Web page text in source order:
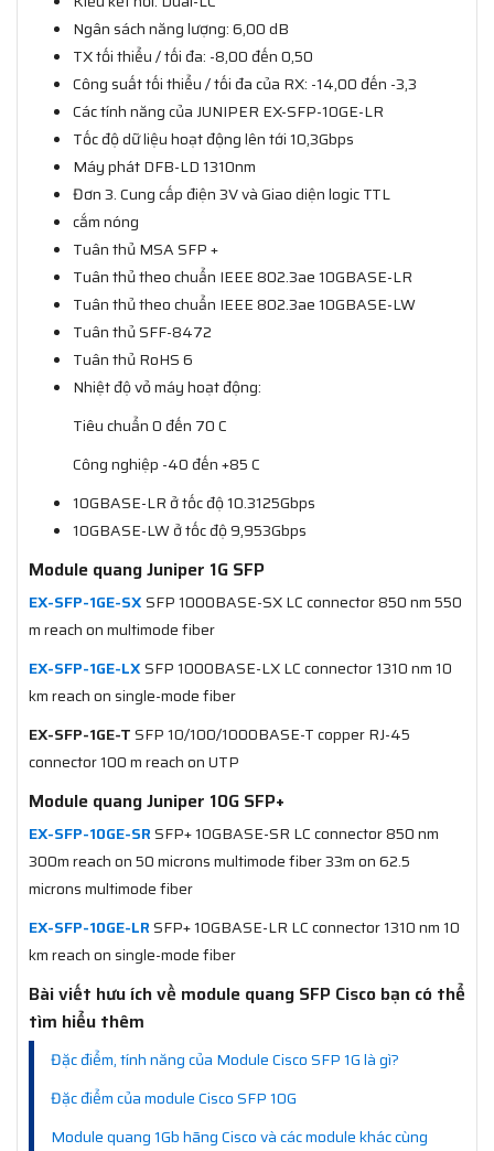
Ngân sách năng lượng: 6,00 dB
TX tối thiểu / tối đa: -8,00 đến 0,50
Công suất tối thiểu / tối đa của RX: -14,00 đến -3,3
Các tính năng của JUNIPER EX-SFP-10GE-LR
Tốc độ dữ liệu hoạt động lên tới 10,3Gbps
Máy phát DFB-LD 1310nm
Đơn 3. Cung cấp điện 3V và Giao diện logic TTL
cắm nóng
Tuân thủ MSA SFP +
Tuân thủ theo chuẩn IEEE 802.3ae 10GBASE-LR
Tuân thủ theo chuẩn IEEE 802.3ae 10GBASE-LW
Tuân thủ SFF-8472
Tuân thủ RoHS 6
Nhiệt độ vỏ máy hoạt động:
Tiêu chuẩn 0 đến 70 C
Công nghiệp -40 đến +85 C
10GBASE-LR ở tốc độ 10.3125Gbps
10GBASE-LW ở tốc độ 9,953Gbps
Module quang Juniper 1G SFP
EX-SFP-1GE-SXSFP 1000BASE-SX LC connector 850 nm 550
m reach on multimode fiber
EX-SFP-1GE-LXSFP 1000BASE-LX LC connector 1310 nm 10
km reach on single-mode fiber
EX-SFP-1GE-TSFP 10/100/1000BASE-T copper RJ-45
connector 100 m reach on UTP
Module quang Juniper 10G SFP+
EX-SFP-10GE-SRSFP+ 10GBASE-SR LC connector 850 nm
300m reach on 50 microns multimode fiber 33m on 62.5
microns multimode fiber
EX-SFP-10GE-LRSFP+ 10GBASE-LR LC connector 1310 nm 10
km reach on single-mode fiber
Bài viết hưu ích về module quang SFP Cisco bạn có thể
tìm hiểu thêm
Đặc điểm, tính năng của Module Cisco SFP 1G là gì?
Đặc điểm của module Cisco SFP 10G
Module quang 1Gb hãng Cisco và các module khác cùng